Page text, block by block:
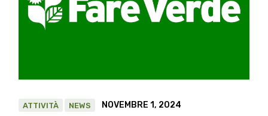
ATTIVITÀ NEWS NOVEMBRE 1, 2024